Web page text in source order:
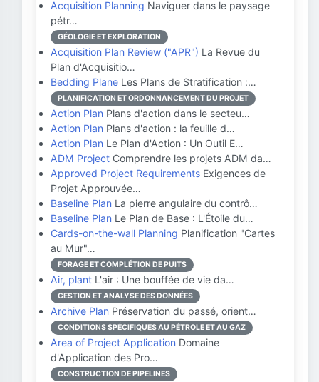
Acquisition Planning Naviguer dans le paysage
pétr…
GÉOLOGIE ET EXPLORATION
Acquisition Plan Review ("APR") La Revue du
Plan d'Acquisitio…
Bedding Plane Les Plans de Stratification :…
PLANIFICATION ET ORDONNANCEMENT DU PROJET
Action Plan Plans d'action dans le secteu…
Action Plan Plans d'action : la feuille d…
Action Plan Le Plan d'Action : Un Outil E…
ADM Project Comprendre les projets ADM da…
Approved Project Requirements Exigences de
Projet Approuvée…
Baseline Plan La pierre angulaire du contrô…
Baseline Plan Le Plan de Base : L'Étoile du…
Cards-on-the-wall Planning Planification "Cartes
au Mur"…
FORAGE ET COMPLÉTION DE PUITS
Air, plant L'air : Une bouffée de vie da…
GESTION ET ANALYSE DES DONNÉES
Archive Plan Préservation du passé, orient…
CONDITIONS SPÉCIFIQUES AU PÉTROLE ET AU GAZ
Area of Project Application Domaine
d'Application des Pro…
CONSTRUCTION DE PIPELINES